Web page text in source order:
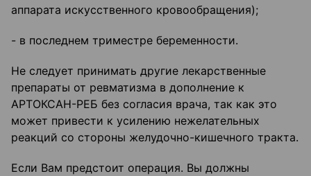
аппарата искусственного кровообращения);
- в последнем триместре беременности.
Не следует принимать другие лекарственные
препараты от ревматизма в дополнение к
АРТОКСАН-РЕБ без согласия врача, так как это
может привести к усилению нежелательных
реакций со стороны желудочно-кишечного тракта.
Если Вам предстоит операция. Вы должны